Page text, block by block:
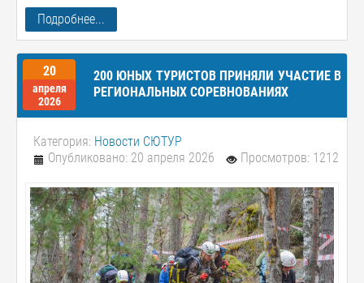
Подробнее...
20
апреля
2026
200 ЮНЫХ ТУРИСТОВ ПРИНЯЛИ УЧАСТИЕ В
РЕГИОНАЛЬНЫХ СОРЕВНОВАНИЯХ
Категория: Новости СЮТУР
Опубликовано: 20 апреля 2026
Просмотров: 1212